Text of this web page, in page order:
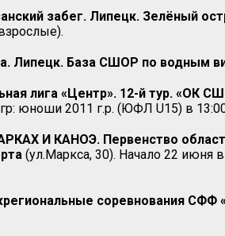
забег. Липецк. Зелёный
Липецк. База СШОР по водным
лига «Центр». 12-й тур. «ОК
юноши 2011 г.р. (ЮФЛ U15) в
И КАНОЭ. Первенство
(ул.Маркса, 30). Начало 22 июня
соревнования СФФ